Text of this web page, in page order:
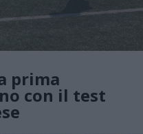
prima
con il test